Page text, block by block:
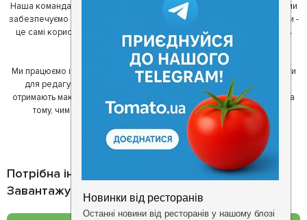
Наша команда регулярно зв'язується з ресторанами - таким чином ми
забезпечуємо актуальність інформації. Друга частина нашої команди -
це самі користувачі, які діляться своїми враженнями і допомагають
один одному у виборі кращих місць.
Ми працюємо і з ресторанами. Для них ми надаємо зручні інструменти
для редагування інформації про себе - в результаті відвідувачі
отримають максимум інформації, а ресторан зможе зосередитися на
тому, чим він любить займатися більше всього - смачній їжі.
Потрібна інформація про заклад?
Завантажуйте додаток!